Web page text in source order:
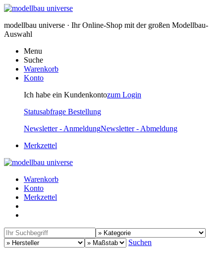
modellbau universe · Ihr Online-Shop mit der großen Modellbau-
Auswahl
Menu
Suche
Warenkorb
Konto
Ich habe ein Kundenkontozum Login
Statusabfrage Bestellung
Newsletter - AnmeldungNewsletter - Abmeldung
Merkzettel
Warenkorb
Konto
Merkzettel
Suchen